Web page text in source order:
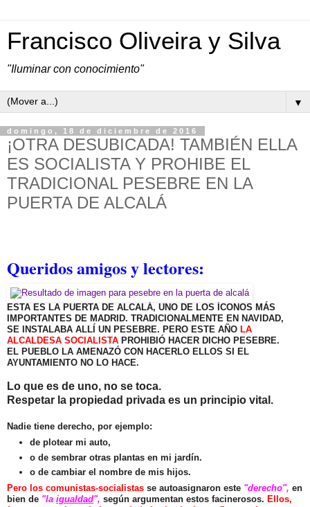
Francisco Oliveira y Silva
"Iluminar con conocimiento"
▼
domingo, 18 de diciembre de 2016
¡OTRA DESUBICADA! TAMBIÉN ELLA
ES SOCIALISTA Y PROHIBE EL
TRADICIONAL PESEBRE EN LA
PUERTA DE ALCALÁ
Queridos amigos y lectores:
ESTA ES LA PUERTA DE ALCALÁ, UNO DE LOS ÍCONOS MÁS
IMPORTANTES DE MADRID. TRADICIONALMENTE EN NAVIDAD,
SE INSTALABA ALLÍ UN PESEBRE. PERO ESTE AÑO LA
ALCALDESA SOCIALISTA PROHIBIÓ HACER DICHO PESEBRE.
EL PUEBLO LA AMENAZÓ CON HACERLO ELLOS SI EL
AYUNTAMIENTO NO LO HACE.
Lo que es de uno, no se toca.
Respetar la propiedad privada es un principio vital.
Nadie tiene derecho, por ejemplo:
de plotear mi auto,
o de sembrar otras plantas en mi jardín.
o de cambiar el nombre de mis hijos.
Pero los comunistas-socialistas se autoasignaron este "derecho", en
bien de "la igualdad", según argumentan estos facinerosos. Ellos,